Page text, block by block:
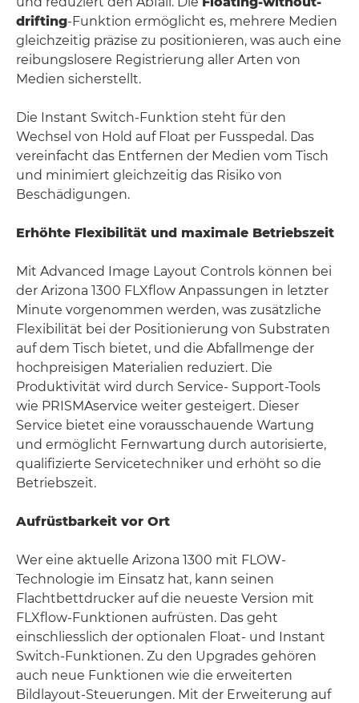
drifting-Funktion ermöglicht es, mehrere Medien
gleichzeitig präzise zu positionieren, was auch eine
reibungslosere Registrierung aller Arten von
Medien sicherstellt.
Die Instant Switch-Funktion steht für den
Wechsel von Hold auf Float per Fusspedal. Das
vereinfacht das Entfernen der Medien vom Tisch
und minimiert gleichzeitig das Risiko von
Beschädigungen.
Erhöhte Flexibilität und maximale Betriebszeit
Mit Advanced Image Layout Controls können bei
der Arizona 1300 FLXflow Anpassungen in letzter
Minute vorgenommen werden, was zusätzliche
Flexibilität bei der Positionierung von Substraten
auf dem Tisch bietet, und die Abfallmenge der
hochpreisigen Materialien reduziert. Die
Produktivität wird durch Service- Support-Tools
wie PRISMAservice weiter gesteigert. Dieser
Service bietet eine vorausschauende Wartung
und ermöglicht Fernwartung durch autorisierte,
qualifizierte Servicetechniker und erhöht so die
Betriebszeit.
Aufrüstbarkeit vor Ort
Wer eine aktuelle Arizona 1300 mit FLOW-
Technologie im Einsatz hat, kann seinen
Flachtbettdrucker auf die neueste Version mit
FLXflow-Funktionen aufrüsten. Das geht
einschliesslich der optionalen Float- und Instant
Switch-Funktionen. Zu den Upgrades gehören
auch neue Funktionen wie die erweiterten
Bildlayout-Steuerungen. Mit der Erweiterung auf